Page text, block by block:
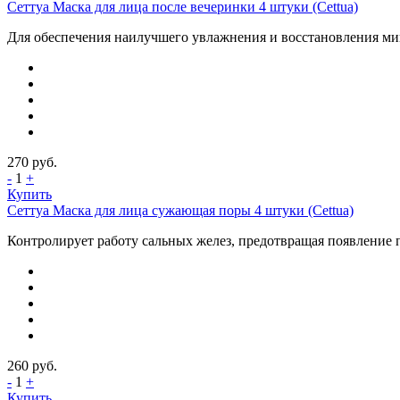
Сеттуа Маска для лица после вечеринки 4 штуки (Cettua)
Для обеспечения наилучшего увлажнения и восстановления
270 руб.
- 1 +
Купить
Сеттуа Маска для лица сужающая поры 4 штуки (Cettua)
Контролирует работу сальных желез, предотвращая
260 руб.
- 1 +